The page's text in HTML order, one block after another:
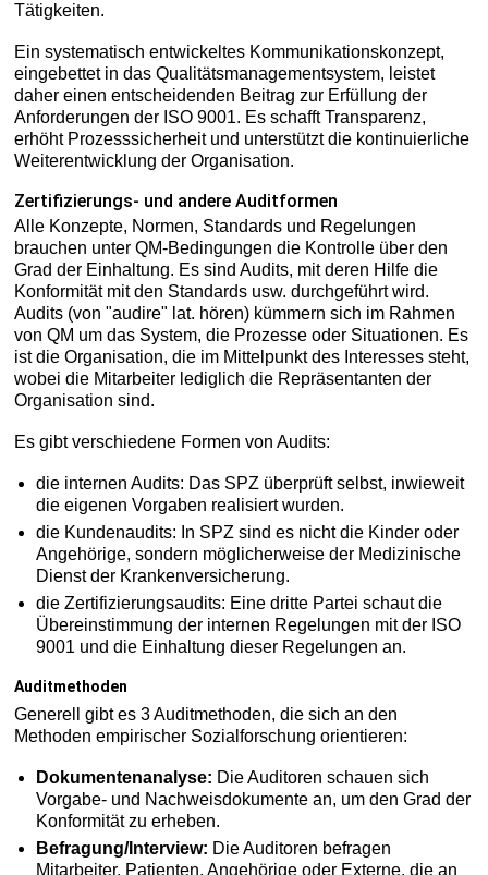
Tätigkeiten.
Ein systematisch entwickeltes Kommunikationskonzept,
eingebettet in das Qualitätsmanagementsystem, leistet
daher einen entscheidenden Beitrag zur Erfüllung der
Anforderungen der ISO 9001. Es schafft Transparenz,
erhöht Prozesssicherheit und unterstützt die kontinuierliche
Weiterentwicklung der Organisation.
Zertifizierungs- und andere Auditformen
Alle Konzepte, Normen, Standards und Regelungen
brauchen unter QM-Bedingungen die Kontrolle über den
Grad der Einhaltung. Es sind Audits, mit deren Hilfe die
Konformität mit den Standards usw. durchgeführt wird.
Audits (von "audire" lat. hören) kümmern sich im Rahmen
von QM um das System, die Prozesse oder Situationen. Es
ist die Organisation, die im Mittelpunkt des Interesses steht,
wobei die Mitarbeiter lediglich die Repräsentanten der
Organisation sind.
Es gibt verschiedene Formen von Audits:
die internen Audits: Das SPZ überprüft selbst, inwieweit
die eigenen Vorgaben realisiert wurden.
die Kundenaudits: In SPZ sind es nicht die Kinder oder
Angehörige, sondern möglicherweise der Medizinische
Dienst der Krankenversicherung.
die Zertifizierungsaudits: Eine dritte Partei schaut die
Übereinstimmung der internen Regelungen mit der ISO
9001 und die Einhaltung dieser Regelungen an.
Auditmethoden
Generell gibt es 3 Auditmethoden, die sich an den
Methoden empirischer Sozialforschung orientieren:
Dokumentenanalyse: Die Auditoren schauen sich
Vorgabe- und Nachweisdokumente an, um den Grad der
Konformität zu erheben.
Befragung/Interview: Die Auditoren befragen
Mitarbeiter, Patienten, Angehörige oder Externe, die an